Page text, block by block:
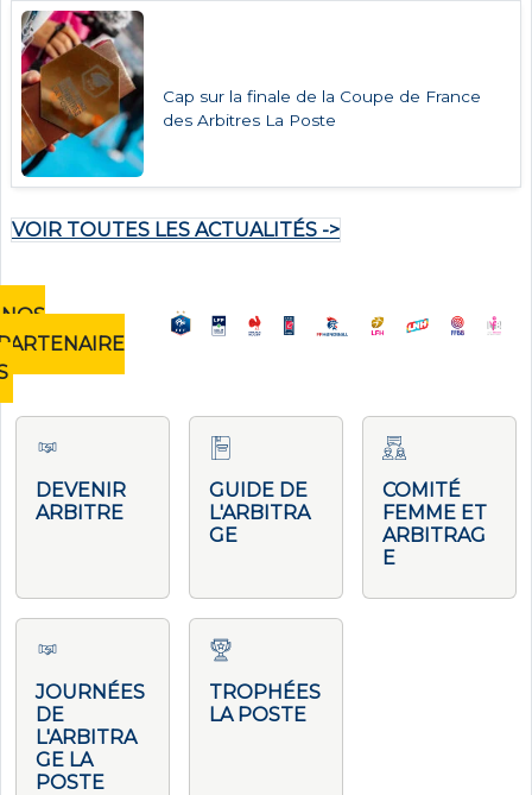
Cap sur la finale de la Coupe de France
des Arbitres La Poste
VOIR TOUTES LES ACTUALITÉS ->
NOS
DEVENIR
ARBITRE
GUIDE DE
L'ARBITRA
GE
COMITÉ
FEMME ET
ARBITRAG
E
JOURNÉES
DE
L'ARBITRA
GE LA
POSTE
TROPHÉES
LA POSTE